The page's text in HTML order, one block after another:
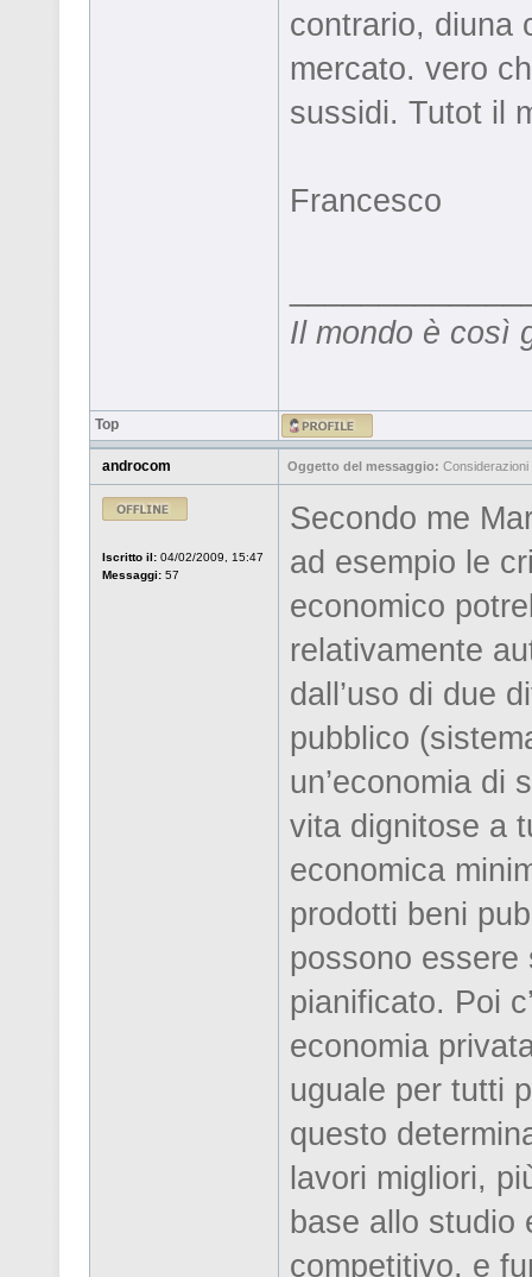
contrario, diuna
mercato. vero
sussidi. Tutot il
Francesco
Il mondo è così
Top
androcom Oggetto del messaggio: Considerazioni
Iscritto il: 04/02/2009, 15:47
Messaggi: 57
Secondo me
ad esempio le
economico
relativamente
dall’uso di due
pubblico
un’economia di
vita dignitose a
economica
prodotti beni
possono essere
pianificato. Poi
economia
uguale per tutti
questo
lavori migliori,
base allo studio
competitivo, e